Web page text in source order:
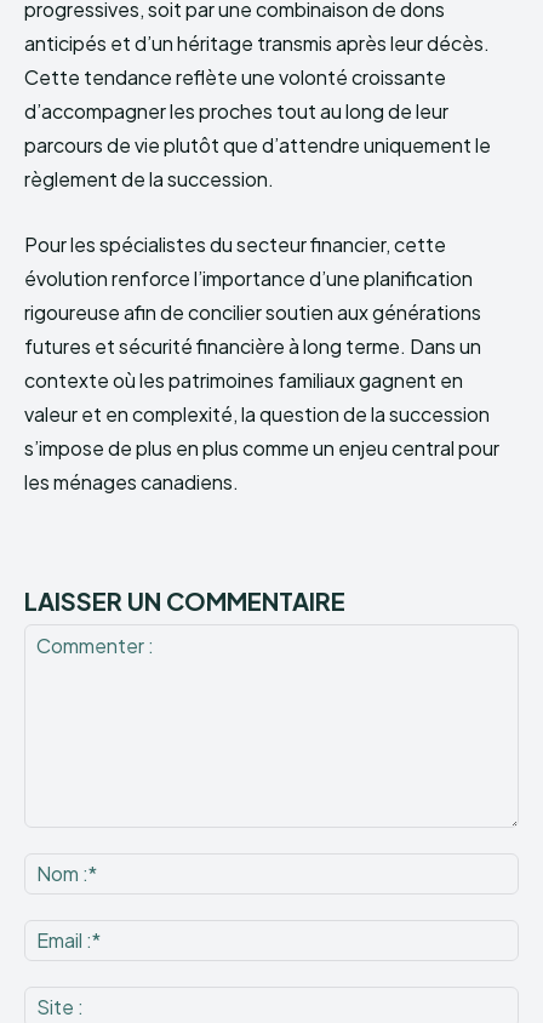
progressives, soit par une combinaison de dons
anticipés et d’un héritage transmis après leur décès.
Cette tendance reflète une volonté croissante
d’accompagner les proches tout au long de leur
parcours de vie plutôt que d’attendre uniquement le
règlement de la succession.
Pour les spécialistes du secteur financier, cette
évolution renforce l’importance d’une planification
rigoureuse afin de concilier soutien aux générations
futures et sécurité financière à long terme. Dans un
contexte où les patrimoines familiaux gagnent en
valeur et en complexité, la question de la succession
s’impose de plus en plus comme un enjeu central pour
les ménages canadiens.
LAISSER UN COMMENTAIRE
:*
:*